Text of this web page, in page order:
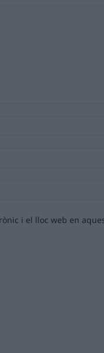
i el lloc web en